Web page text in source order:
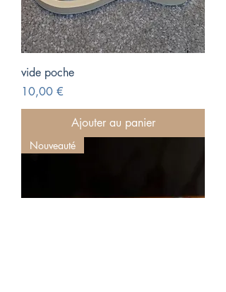
vide poche
Prix
10,00 €
Ajouter au panier
Nouveauté